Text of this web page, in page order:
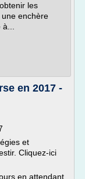
les
enchère
en 2017 -
et
Cliquez-ici
en attendant